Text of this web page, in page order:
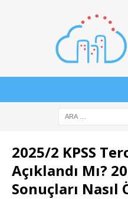
2025/2 KPSS
Açıklandı Mı?
Sonuçları Nasıl